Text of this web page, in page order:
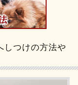
しつけの方法や